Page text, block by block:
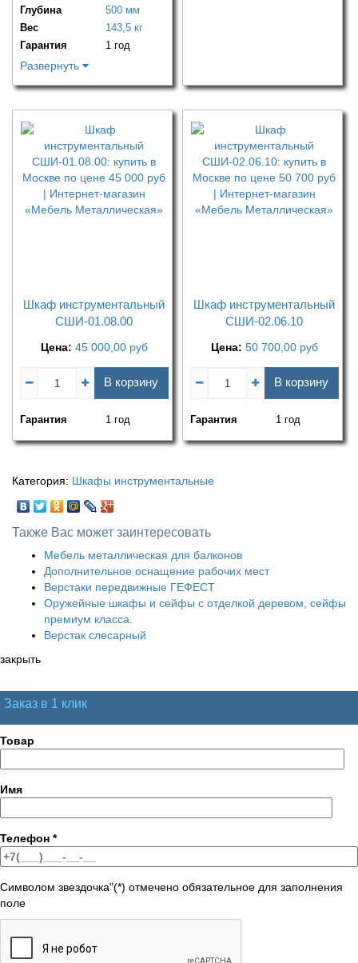
Глубина
500 мм
Вес
143,5 кг
Гарантия
1 год
Развернуть
Шкаф инструментальный
СШИ-01.08.00
Цена: 45 000,00 руб
В корзину
Гарантия 1 год
Шкаф инструментальный
СШИ-02.06.10
Цена: 50 700,00 руб
В корзину
Гарантия 1 год
Категория: Шкафы инструментальные
Также Вас может заинтересовать
Мебель металлическая для балконов
Дополнительное оснащение рабочих мест
Верстаки передвижные ГЕФЕСТ
Оружейные шкафы и сейфы с отделкой деревом, сейфы
премиум класса.
Верстак слесарный
закрыть
Заказ в 1 клик
Товар
Имя
Телефон *
Символом звездочка"(*) отмечено обязательное для заполнения
поле